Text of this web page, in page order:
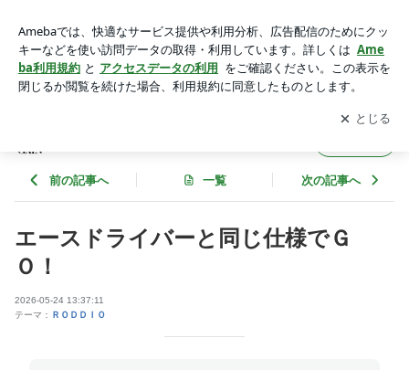
アプリをダウンロードして ブログの更新通知
を受け取りまし
ょう。
開く
前の記事へ 一覧 次の記事へ
エースドライバーと同じ仕様でＧ
Ｏ！
2026-05-24 13:37:11
テーマ： ＲＯＤＤＩＯ